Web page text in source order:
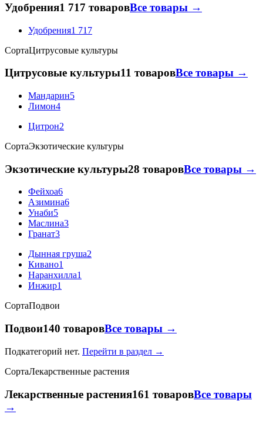
Удобрения1 717 товаровВсе товары →
Удобрения1 717
СортаЦитрусовые культуры
Цитрусовые культуры11 товаровВсе товары →
Мандарин5
Лимон4
Цитрон2
СортаЭкзотические культуры
Экзотические культуры28 товаровВсе товары →
Фейхоа6
Азимина6
Унаби5
Маслина3
Гранат3
Дынная груша2
Кивано1
Наранхилла1
Инжир1
СортаПодвои
Подвои140 товаровВсе товары →
Подкатегорий нет. Перейти в раздел →
СортаЛекарственные растения
Лекарственные растения161 товаровВсе товары
→